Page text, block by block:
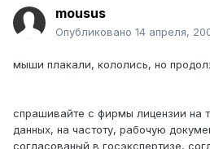
mousus
Опубликовано 14 апреля,
мыши плакали, кололись, но
спрашивайте с фирмы лицензии на
данных, на частоту, рабочую
согласованый в госэкспертизе,